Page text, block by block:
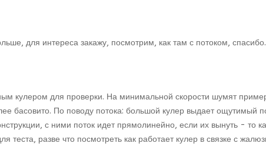
для интереса закажу, посмотрим, как там с потоком, спасибо.
кулером для проверки. На минимальной скорости шумят
басовито. По поводу потока: большой кулер выдает ощутимый
с ними поток идет прямолинейно, если их вынуть - то
теста, разве что посмотреть как работает кулер в связке с